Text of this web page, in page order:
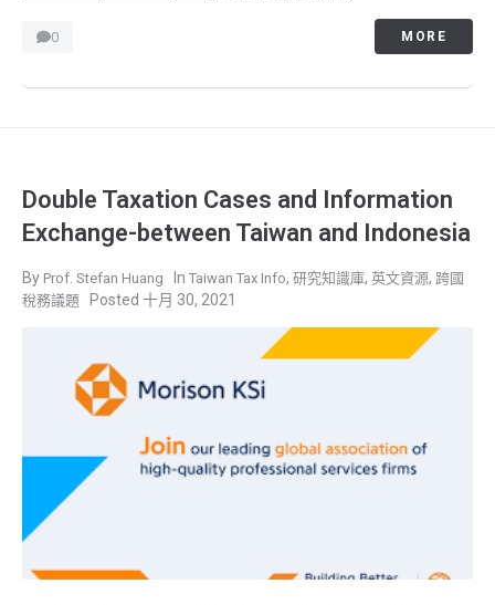
0 MORE
Double Taxation Cases and Information
Exchange-between Taiwan and Indonesia
Prof. Stefan Huang Taiwan Tax Info, 研究知識庫, 英文資源, 跨國
稅務議題
十月 30, 2021